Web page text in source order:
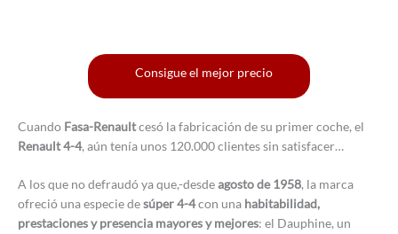
Consigue el mejor precio
Cuando Fasa-Renaultcesó la fabricación de su primer coche, el
Renault 4-4, aún tenía unos 120.000 clientes sin satisfacer…
A los que no defraudó ya que,-desdeagosto de 1958, la marca
ofreció una especie desúper 4-4con una habitabilidad,
prestaciones y presencia mayores y mejores: el Dauphine, un